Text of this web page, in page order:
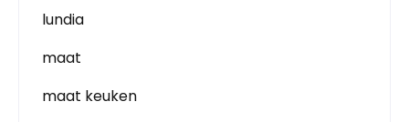
lundia
maat
maat keuken